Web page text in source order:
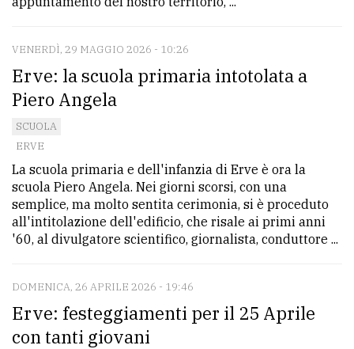
VENERDÌ, 29 MAGGIO 2026 - 10:26
Erve: la scuola primaria intotolata a
Piero Angela
SCUOLA
ERVE
La scuola primaria e dell'infanzia di Erve è ora la
scuola Piero Angela. Nei giorni scorsi, con una
semplice, ma molto sentita cerimonia, si è proceduto
all'intitolazione dell'edificio, che risale ai primi anni
'60, al divulgatore scientifico, giornalista, conduttore ...
DOMENICA, 26 APRILE 2026 - 19:46
Erve: festeggiamenti per il 25 Aprile
con tanti giovani